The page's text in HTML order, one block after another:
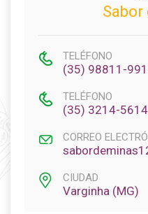
Sabor
TELÉFONO
(35) 98811-
TELÉFONO
(35) 3214-5614
CORREO
CIUDAD
Varginha (MG)